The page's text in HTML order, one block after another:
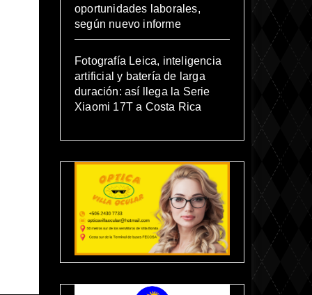
oportunidades laborales,
según nuevo informe
Fotografía Leica, inteligencia
artificial y batería de larga
duración: así llega la Serie
Xiaomi 17T a Costa Rica